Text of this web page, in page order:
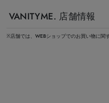
VANITYME. 店舗情報
※店舗では、WEBショップでのお買い物に関